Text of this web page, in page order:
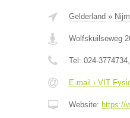
Gelderland »
Wolfskuilseweg
Tel: 024-
E-mail › VIT
Website: https://